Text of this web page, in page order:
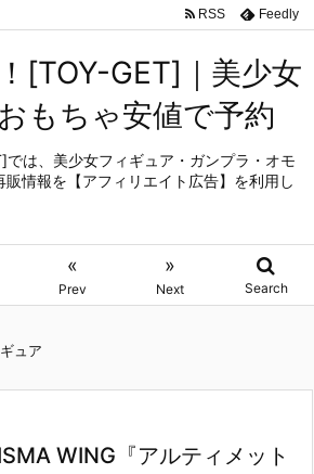
[TOY-GET]｜美少女
もちゃ安値で予約
では、美少女フィギュア・ガンプラ・オモ
情報を【アフィリエイト広告】を利用し
«
Prev
»
Next Search
RSS Feedly
ュア
WING『アルティメット